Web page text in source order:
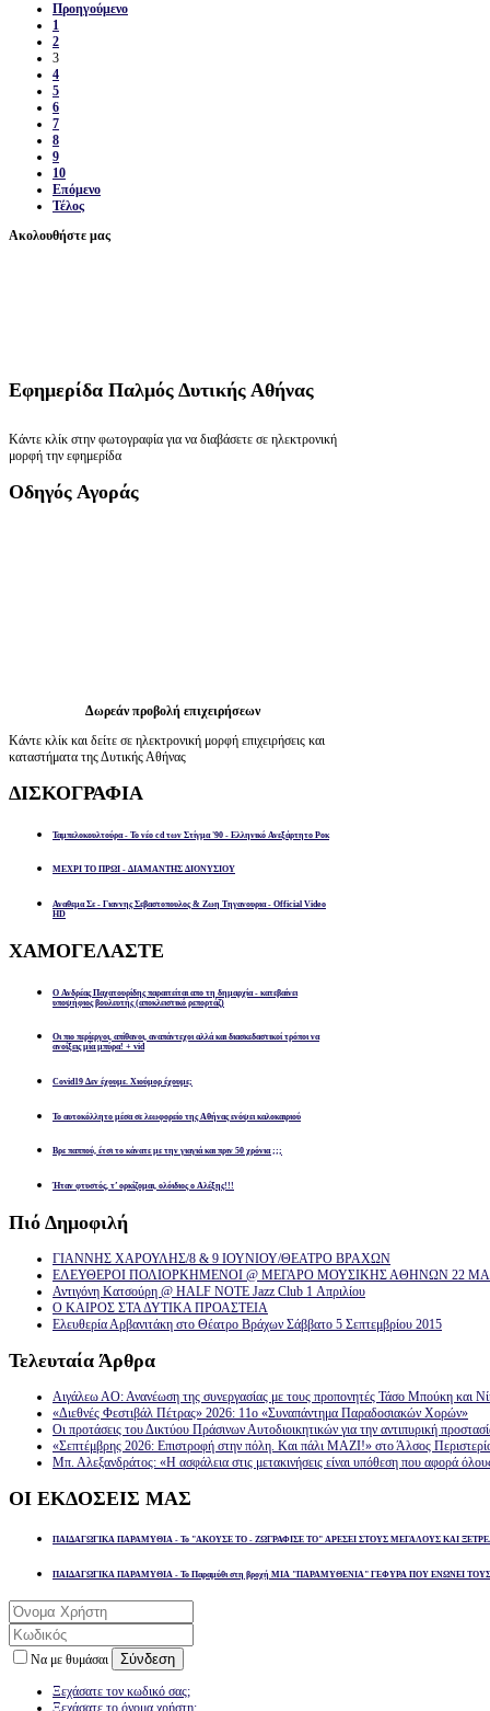
Προηγούμενο
1
2
3
4
5
6
7
8
9
10
Επόμενο
Τέλος
Ακολουθήστε μας
Εφημερίδα Παλμός Δυτικής Αθήνας
Κάντε κλίκ στην φωτογραφία για να διαβάσετε σε ηλεκτρονική
μορφή την εφημερίδα
Οδηγός Αγοράς
Δωρεάν προβολή επιχειρήσεων
Κάντε κλίκ και δείτε σε ηλεκτρονική μορφή επιχειρήσεις και
καταστήματα της Δυτικής Αθήνας
ΔΙΣΚΟΓΡΑΦΙΑ
Ταμπελοκουλτούρα - Το νέο cd των Στίγμα '90 - Ελληνικό Ανεξάρτητο Ροκ
ΜΕΧΡΙ ΤΟ ΠΡΩΙ - ΔΙΑΜΑΝΤΗΣ ΔΙΟΝΥΣΙΟΥ
Αναθεμα Σε - Γιαννης Σεβαστοπουλος & Ζωη Τηγανουρια - Official Video
HD
ΧΑΜΟΓΕΛΑΣΤΕ
Ο Ανδρέας Παχατουρίδης παραιτείται απο τη δημαρχία - κατεβαίνει
υποψήφιος βουλευτής (αποκλειστικό ρεπορτάζ)
Οι πιο περίεργοι, απίθανοι, αναπάντεχοι αλλά και διασκεδαστικοί τρόποι να
ανοίξεις μία μπύρα! + vid
Covid19 Δεν έχουμε. Χιούμορ έχουμε;
Το αυτοκόλλητο μέσα σε λεωφορείο της Αθήνας ενόψει καλοκαιριού
Βρε παππού, έτσι το κάνατε με την γιαγιά και πριν 50 χρόνια ;;;
Ήταν φτυστός, τ’ ορκίζομαι, ολόιδιος ο Αλέξης!!!
Πιό Δημοφιλή
ΓΙΑΝΝΗΣ ΧΑΡΟΥΛΗΣ/8 & 9 ΙΟΥΝΙΟΥ/ΘΕΑΤΡΟ ΒΡΑΧΩΝ
ΕΛΕΥΘΕΡΟΙ ΠΟΛΙΟΡΚΗΜΕΝΟΙ @ ΜΕΓΑΡΟ ΜΟΥΣΙΚΗΣ ΑΘΗΝΩΝ 22
Αντιγόνη Κατσούρη @ HALF NOTE Jazz Club 1 Απριλίου
Ο ΚΑΙΡΟΣ ΣΤΑ ΔΥΤΙΚΑ ΠΡΟΑΣΤΕΙΑ
Ελευθερία Αρβανιτάκη στο Θέατρο Βράχων Σάββατο 5 Σεπτεμβρίου 2015
Τελευταία Άρθρα
Αιγάλεω ΑΟ: Ανανέωση της συνεργασίας με τους προπονητές Τάσο Μπούκη και
«Διεθνές Φεστιβάλ Πέτρας» 2026: 11ο «Συναπάντημα Παραδοσιακών Χορών»
Οι προτάσεις του Δικτύου Πράσινων Αυτοδιοικητικών για την αντιπυρική
«Σεπτέμβρης 2026: Επιστροφή στην πόλη. Και πάλι ΜΑΖΙ!» στο Άλσος
Μπ. Αλεξανδράτος: «Η ασφάλεια στις μετακινήσεις είναι υπόθεση που αφορά
ΟΙ ΕΚΔΟΣΕΙΣ ΜΑΣ
ΠΑΙΔΑΓΩΓΙΚΑ ΠΑΡΑΜΥΘΙΑ - Το "ΑΚΟΥΣΕ ΤΟ - ΖΩΓΡΑΦΙΣΕ ΤΟ" ΑΡΕΣΕΙ ΣΤΟΥΣ ΜΕΓΑΛΟΥΣ ΚΑΙ
ΠΑΙΔΑΓΩΓΙΚΑ ΠΑΡΑΜΥΘΙΑ - Το Παραμύθι στη βροχή ΜΙΑ "ΠΑΡΑΜΥΘΕΝΙΑ" ΓΕΦΥΡΑ ΠΟΥ ΕΝΩΝΕΙ
Να με θυμάσαι Σύνδεση
Ξεχάσατε τον κωδικό σας;
Ξεχάσατε το όνομα χρήστη;